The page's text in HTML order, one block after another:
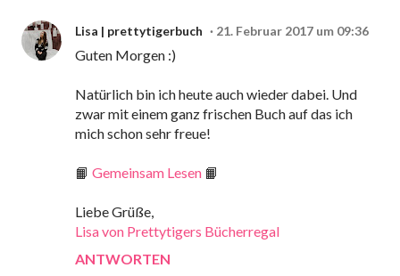
Lisa | prettytigerbuch 21. Februar 2017 um 09:36
Guten Morgen :)
Natürlich bin ich heute auch wieder dabei. Und
zwar mit einem ganz frischen Buch auf das ich
mich schon sehr freue!
📙 Gemeinsam Lesen 📙
Liebe Grüße,
Lisa von Prettytigers Bücherregal
ANTWORTEN